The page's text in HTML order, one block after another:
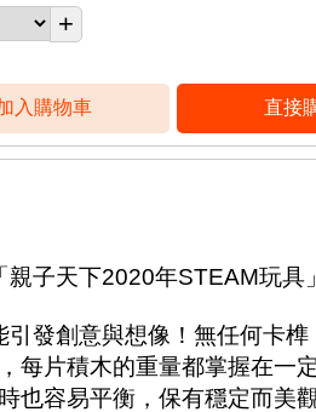
親子天下2020年STEAM玩具
引發創意與想像！無任何卡
每片積木的重量都掌握在一
也容易平衡，保有穩定而美